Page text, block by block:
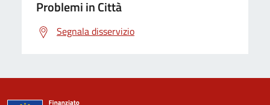
Problemi in Città
Segnala disservizio